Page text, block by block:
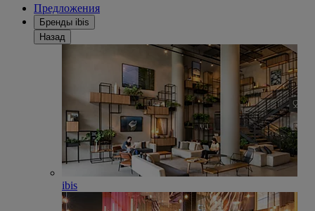
Предложения
Бренды ibis
Назад
ibis